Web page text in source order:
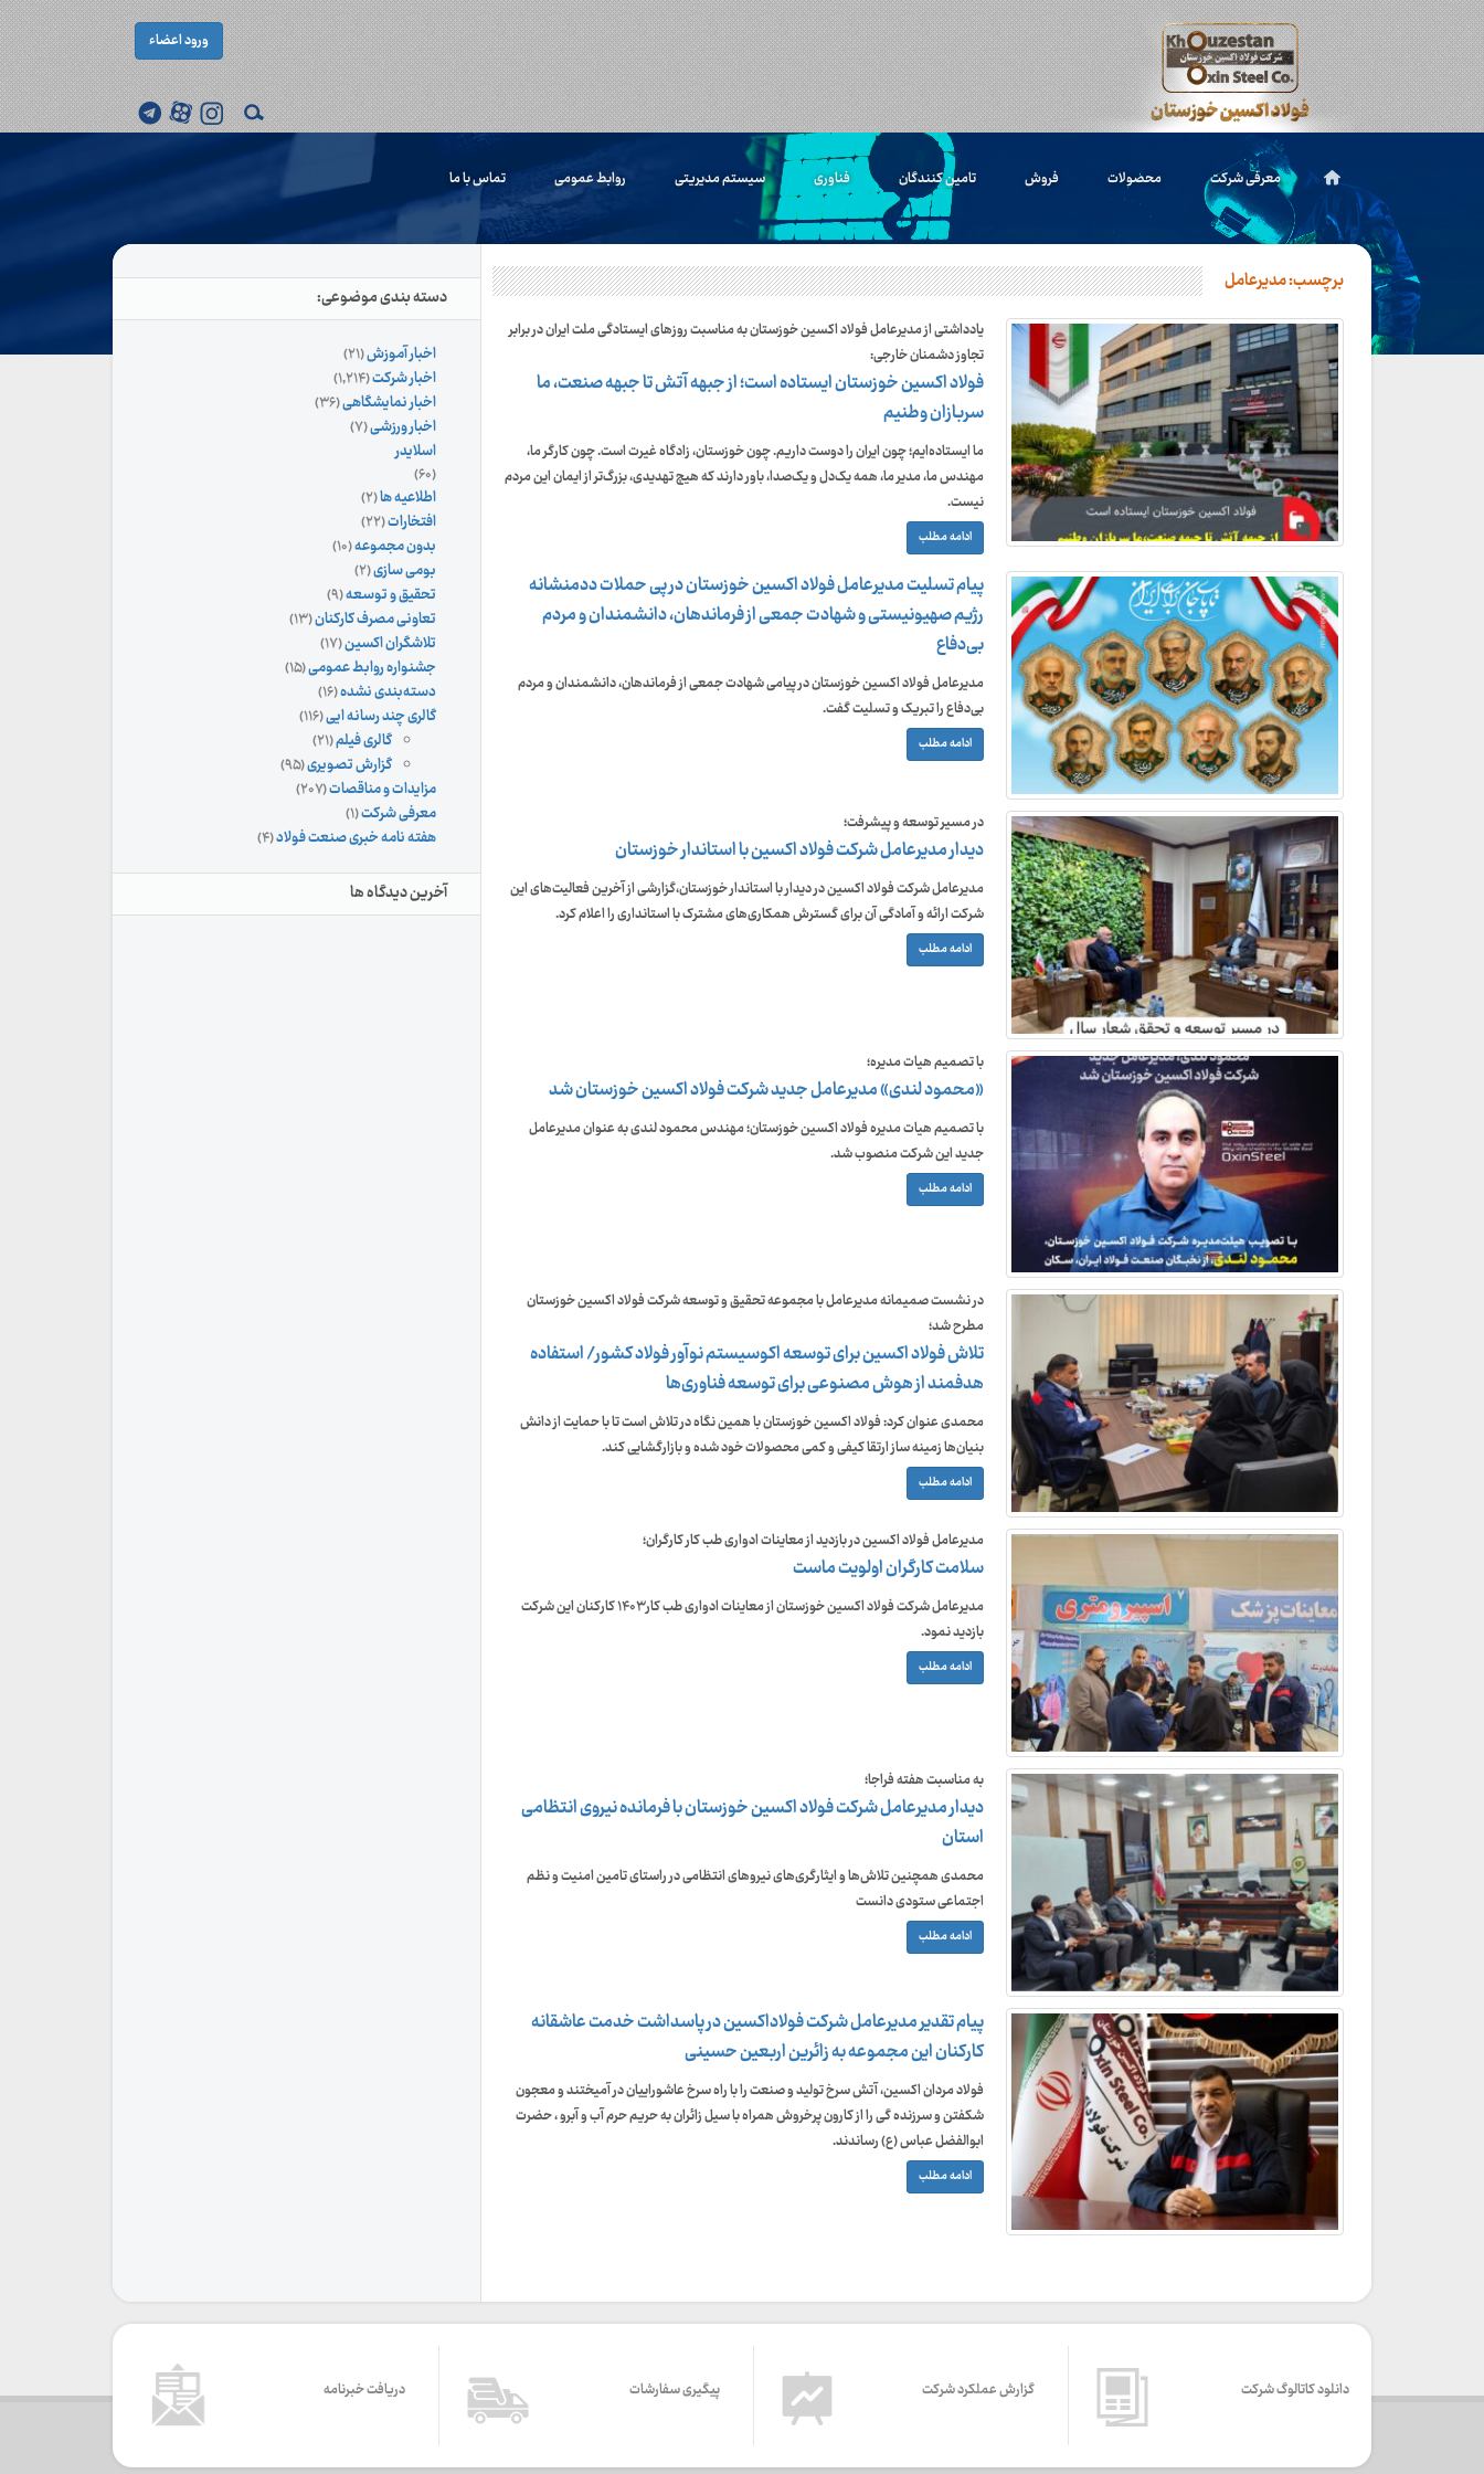
ورود اعضاء
معرفی شرکت محصولات فروش تامین کنندگان فناوری سیستم مدیریتی روابط عمومی تماس با ما
برچسب:مدیرعامل
یادداشتی از مدیرعامل فولاد اکسین خوزستان به مناسبت روزهای ایستادگی ملت ایران در برابر
تجاوز دشمنان خارجی:
فولاد اکسین خوزستان ایستاده است؛ از جبهه آتش تا جبهه صنعت، ما
سربازان وطنیم
ما ایستاده‌ایم؛ چون ایران را دوست داریم. چون خوزستان، زادگاه غیرت است. چون کارگر ما،
مهندس ما، مدیر ما، همه یک‌دل و یک‌صدا، باور دارند که هیچ تهدیدی، بزرگ‌تر از ایمان این مردم
نیست.
ادامه مطلب
پیام تسلیت مدیرعامل فولاد اکسین خوزستان در پی حملات ددمنشانه
رژیم صهیونیستی و شهادت جمعی از فرماندهان، دانشمندان و مردم
بی‌دفاع
مدیرعامل فولاد اکسین خوزستان در پیامی شهادت جمعی از فرماندهان، دانشمندان و مردم
بی‌دفاع را تبریک و تسلیت گفت.
ادامه مطلب
در مسیر توسعه و‌ پیشرفت؛
دیدار مدیرعامل شرکت فولاد اکسین با استاندار خوزستان
مدیرعامل شرکت فولاد اکسین در دیدار با استاندار خوزستان،گزارشی از آخرین فعالیت‌های این
شرکت ارائه و آمادگی آن برای گسترش همکاری‌های مشترک با استانداری را اعلام کرد.
ادامه مطلب
با تصمیم هیات مدیره؛
«محمود لندی» مدیرعامل جدید شرکت فولاد اکسین خوزستان شد
با تصمیم هیات مدیره فولاد اکسین خوزستان؛ مهندس محمود لندی به عنوان مدیرعامل
جدید این شرکت منصوب شد.
ادامه مطلب
در نشست صمیمانه مدیرعامل با مجموعه تحقیق و توسعه شرکت فولاد اکسین خوزستان
مطرح شد؛
تلاش فولاد اکسین برای توسعه اکوسیستم نوآور فولاد کشور/ استفاده
هدفمند از هوش مصنوعی برای توسعه فناوری‌ها
محمدی عنوان کرد: فولاد اکسین خوزستان با همین نگاه در تلاش است تا با حمایت از دانش
بنیان‌ها زمینه ساز ارتقا کیفی و کمی محصولات خود شده و بازارگشایی کند.
ادامه مطلب
مدیرعامل فولاد اکسین در بازدید از معاینات ادواری طب کار کارگران؛
سلامت کارگران اولویت ماست
مدیرعامل شرکت فولاد اکسین خوزستان از معاینات ادواری طب کار ۱۴۰۳ کارکنان این شرکت
بازدید نمود.
ادامه مطلب
به مناسبت هفته فراجا؛
دیدار مدیرعامل شرکت فولاد اکسین خوزستان با فرمانده نیروی انتظامی
استان
محمدی همچنین تلاش‌ها و ایثارگری‌های نیروهای انتظامی در راستای تامین امنیت و نظم
اجتماعی ستودی دانست
ادامه مطلب
پیام تقدیر مدیرعامل شرکت فولاداکسین در پاسداشت خدمت عاشقانه
کارکنان این مجموعه به زائرین اربعین حسینی
فولاد مردان اکسین، آتش سرخ تولید و صنعت را با راه سرخ عاشوراییان در آمیختند و معجون
شکفتن و سرزنده گی را از کارون پرخروش همراه با سیل زائران به حریم حرم آب و آبرو ، حضرت
ابوالفضل عباس (ع) رساندند.
ادامه مطلب
دسته بندی موضوعی:
اخبار آموزش(۲۱)
اخبار شرکت(۱,۲۱۴)
اخبار نمایشگاهی(۳۶)
اخبار ورزشی(۷)
اسلایدر
(۶۰)
اطلاعیه ها(۲)
افتخارات(۲۲)
بدون مجموعه(۱۰)
بومی سازی(۲)
تحقیق و توسعه(۹)
تعاونی مصرف کارکنان(۱۳)
تلاشگران اکسین(۱۷)
جشنواره روابط عمومی(۱۵)
دسته‌بندی نشده(۱۶)
گالری چند رسانه ایی(۱۱۶)
گالری فیلم(۲۱)
گزارش تصویری(۹۵)
مزایدات و مناقصات(۲۰۷)
معرفی شرکت(۱)
هفته نامه خبری صنعت فولاد(۴)
آخرین دیدگاه ها
دانلود کاتالوگ شرکت گزارش عملکرد شرکت پیگیری سفارشات دریافت خبرنامه